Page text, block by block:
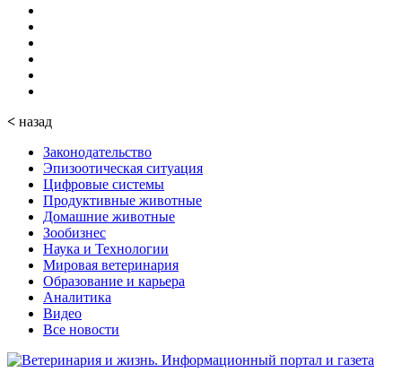
< назад
Законодательство
Эпизоотическая ситуация
Цифровые системы
Продуктивные животные
Домашние животные
Зообизнес
Наука и Технологии
Мировая ветеринария
Образование и карьера
Аналитика
Видео
Все новости